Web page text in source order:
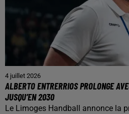
4 juillet 2026
ALBERTO ENTRERRIOS PROLONGE
JUSQU’EN 2030
Le Limoges Handball annonce la